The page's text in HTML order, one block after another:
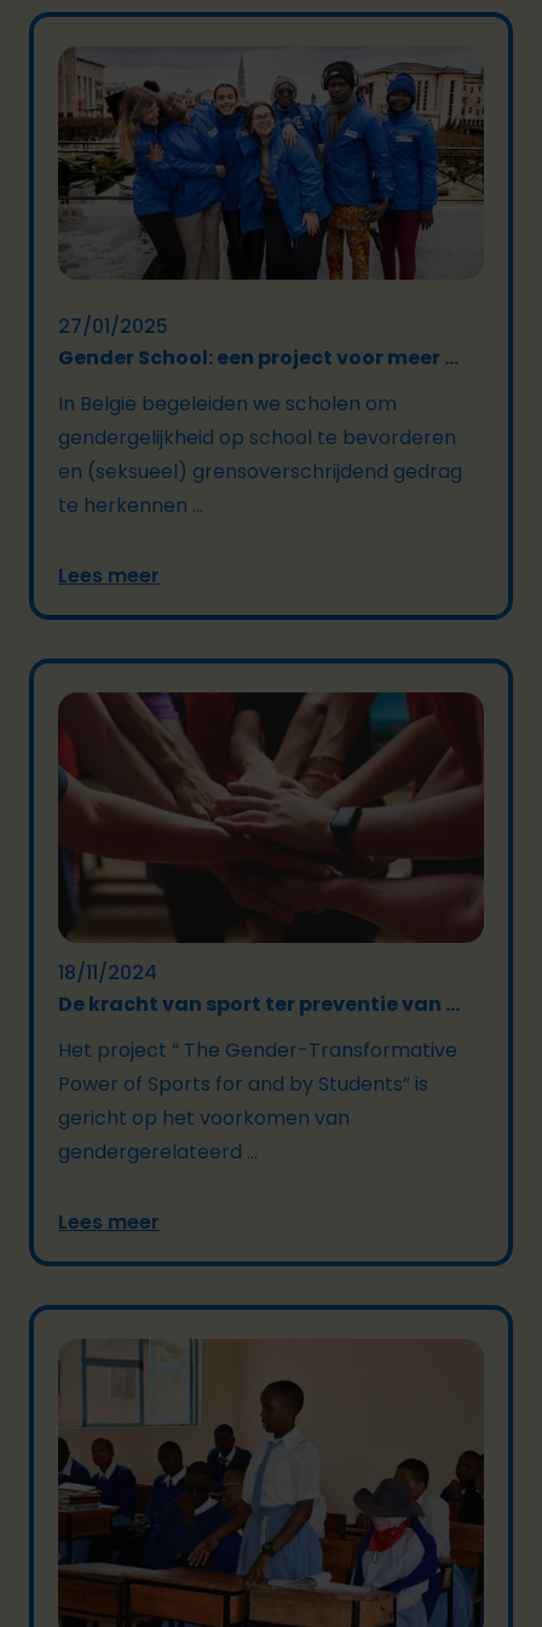
27/01/2025
Gender School: een project voor meer ...
In België begeleiden we scholen om
gendergelijkheid op school te bevorderen
en (seksueel) grensoverschrijdend gedrag
te herkennen ...
Lees meer
18/11/2024
De kracht van sport ter preventie van ...
Het project “ The Gender-Transformative
Power of Sports for and by Students” is
gericht op het voorkomen van
gendergerelateerd ...
Lees meer
07/10/2024